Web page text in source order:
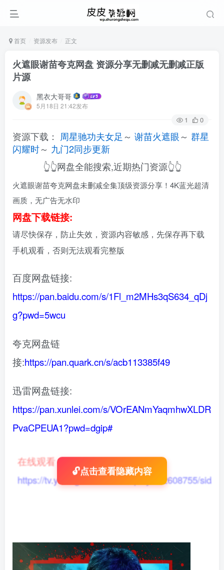
首页 资源发布 正文
火遮眼谢苗夸克网盘 资源分享无删减无删减正版
片源
黑衣大哥哥
5月18日 21:42发布
1 0
资源下载： 周星驰功夫女足 ～ 谢苗火遮眼～ 群星
闪耀时～ 九门2同步更新
👆👆网盘全能搜索,近期热门资源👆👆
火遮眼谢苗夸克网盘未删减全集顶级资源分享！4K蓝光超清
画质，无广告无水印
网盘下载链接:
请尽快保存，防止失效，资源内容敏感，先保存再下载
手机观看，否则无法观看完整版
百度网盘链接:
https://pan.baidu.com/s/1Fl_m2MHs3qS634_qDj
g?pwd=5wcu
夸克网盘链
接:https://pan.quark.cn/s/acb113385f49
迅雷网盘链接:
https://pan.xunlei.com/s/VOrEANmYaqmhwXLDR
PvaCPEUA1?pwd=dgip#
在线观看：
https://tv.yikong666.com/vod/play/id/2608755/sid/
🔓点击查看隐藏内容